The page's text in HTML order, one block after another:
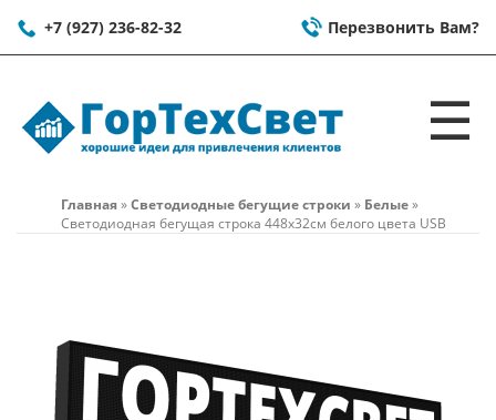
+7 (927) 236-82-32 Перезвонить Вам?
☰
Главная»Светодиодные бегущие строки » Белые»
Светодиодная бегущая строка 448x32см белого цвета USB